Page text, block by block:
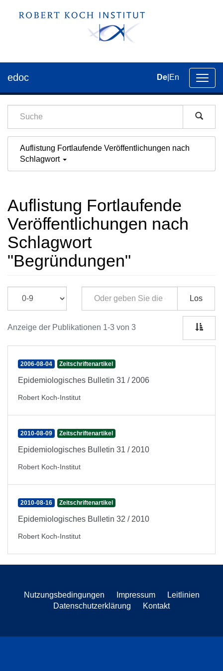
der
edoc De En
Auflistung Fortlaufende Veröffentlichungen nach
Schlagwort
Auflistung Fortlaufende
Veröffentlichungen nach
Schlagwort
"Begründungen"
Los
Anzeige der Publikationen 1-3 von 3
2006-08-04 Zeitschriftenartikel
Epidemiologisches Bulletin 31 / 2006
Robert Koch-Institut
2010-08-09 Zeitschriftenartikel
Epidemiologisches Bulletin 31 / 2010
Robert Koch-Institut
2010-08-16 Zeitschriftenartikel
Epidemiologisches Bulletin 32 / 2010
Robert Koch-Institut
Nutzungsbedingungen Impressum
Leitlinien
Datenschutzerklärung
Kontakt